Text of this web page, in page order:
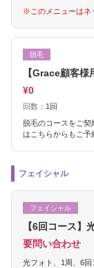
※このメニューはネ
脱毛
【Grace顧客
¥0
回数： 1回
脱毛のコースをご
はこちらからもご予
フェイシャル
フェイシャル
【6回コース】
要問い合わせ
光フォト、1周、6回